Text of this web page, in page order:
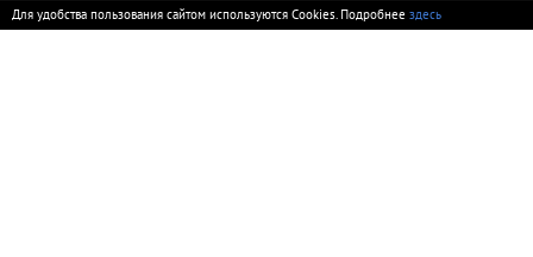
Для удобства пользования сайтом используются Cookies. Подробнее здесь